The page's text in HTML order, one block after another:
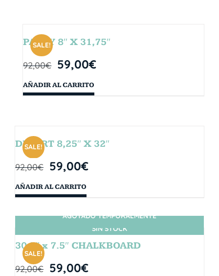
SALE!
PARTY 8″ X 31,75″
92,00€ 59,00€
AÑADIR AL CARRITO
SALE!
DESERT 8,25″ X 32″
92,00€ 59,00€
AÑADIR AL CARRITO
SIN STOCK
SALE!
AGOTADO TEMPORALMENTE
30.5″ x 7.5″ CHALKBOARD
92,00€ 59,00€